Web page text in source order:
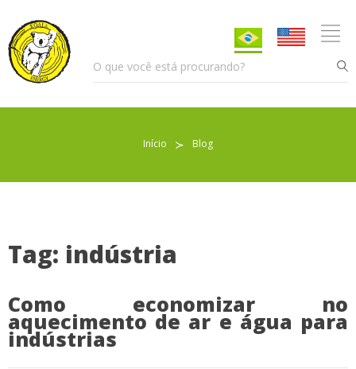
Início ≻ Blog
Tag: indústria
Como economizar no
aquecimento de ar e água para
indústrias
Sobre nós